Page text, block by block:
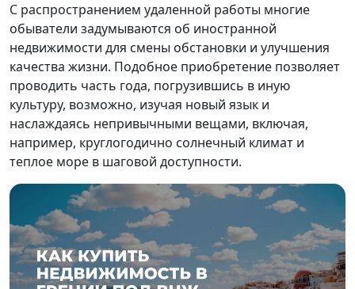
С распространением удаленной работы многие
обыватели задумываются об иностранной
недвижимости для смены обстановки и улучшения
качества жизни. Подобное приобретение позволяет
проводить часть года, погрузившись в иную
культуру, возможно, изучая новый язык и
наслаждаясь непривычными вещами, включая,
например, круглогодично солнечный климат и
теплое море в шаговой доступности.